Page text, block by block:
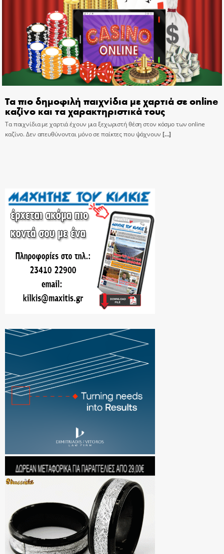
Τα πιο δημοφιλή παιχνίδια με χαρτιά σε online
καζίνο και τα χαρακτηριστικά τους
Τα παιχνίδια με χαρτιά έχουν μια ξεχωριστή θέση στον κόσμο των online
καζίνο. Δεν απευθύνονται μόνο σε παίκτες που ψάχνουν […]